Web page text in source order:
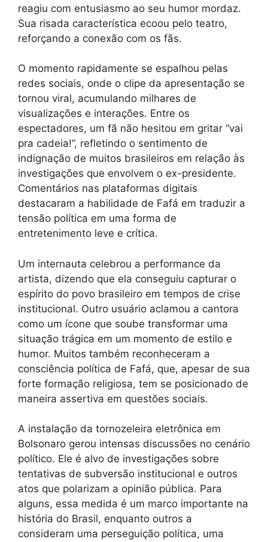
reagiu com entusiasmo ao seu humor mordaz.
Sua risada característica ecoou pelo teatro,
reforçando a conexão com os fãs.
O momento rapidamente se espalhou pelas
redes sociais, onde o clipe da apresentação se
tornou viral, acumulando milhares de
visualizações e interações. Entre os
espectadores, um fã não hesitou em gritar “vai
pra cadeia!”, refletindo o sentimento de
indignação de muitos brasileiros em relação às
investigações que envolvem o ex-presidente.
Comentários nas plataformas digitais
destacaram a habilidade de Fafá em traduzir a
tensão política em uma forma de
entretenimento leve e crítica.
Um internauta celebrou a performance da
artista, dizendo que ela conseguiu capturar o
espírito do povo brasileiro em tempos de crise
institucional. Outro usuário aclamou a cantora
como um ícone que soube transformar uma
situação trágica em um momento de estilo e
humor. Muitos também reconheceram a
consciência política de Fafá, que, apesar de sua
forte formação religiosa, tem se posicionado de
maneira assertiva em questões sociais.
A instalação da tornozeleira eletrônica em
Bolsonaro gerou intensas discussões no cenário
político. Ele é alvo de investigações sobre
tentativas de subversão institucional e outros
atos que polarizam a opinião pública. Para
alguns, essa medida é um marco importante na
história do Brasil, enquanto outros a
consideram uma perseguição política, uma